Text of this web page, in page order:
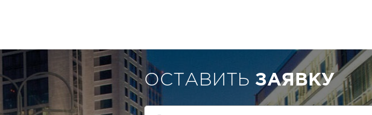
ОСТАВИТЬ ЗАЯВКУ